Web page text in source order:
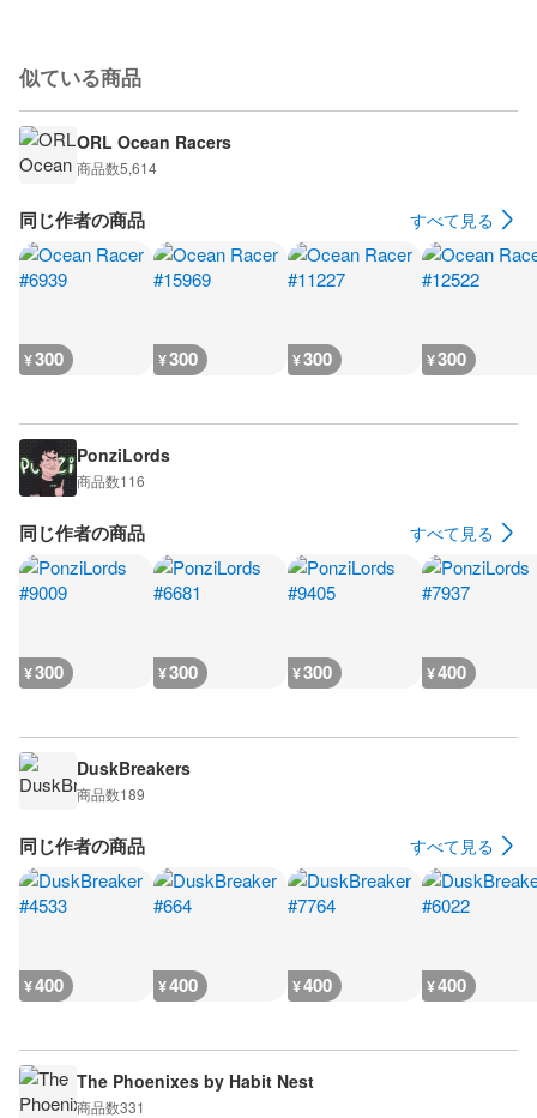
似ている商品
ORL Ocean Racers
商品数5,614
同じ作者の商品 すべて見る
¥300 ¥300 ¥300 ¥300
PonziLords
商品数116
同じ作者の商品 すべて見る
¥300 ¥300 ¥300 ¥400
DuskBreakers
商品数189
同じ作者の商品 すべて見る
¥400 ¥400 ¥400 ¥400
The Phoenixes by Habit Nest
商品数331